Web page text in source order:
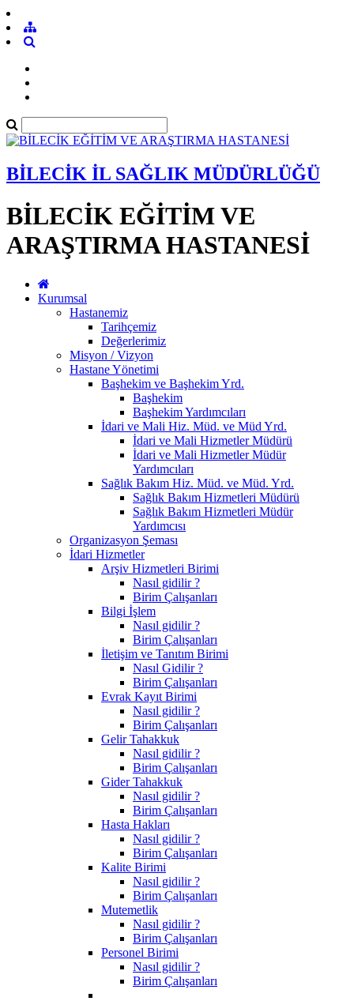
BİLECİK İL SAĞLIK MÜDÜRLÜĞÜ
BİLECİK EĞİTİM VE
ARAŞTIRMA HASTANESİ
Kurumsal
Hastanemiz
Tarihçemiz
Değerlerimiz
Misyon / Vizyon
Hastane Yönetimi
Başhekim ve Başhekim Yrd.
Başhekim
Başhekim Yardımcıları
İdari ve Mali Hiz. Müd. ve Müd Yrd.
İdari ve Mali Hizmetler Müdürü
İdari ve Mali Hizmetler Müdür
Yardımcıları
Sağlık Bakım Hiz. Müd. ve Müd. Yrd.
Sağlık Bakım Hizmetleri Müdürü
Sağlık Bakım Hizmetleri Müdür
Yardımcısı
Organizasyon Şeması
İdari Hizmetler
Arşiv Hizmetleri Birimi
Nasıl gidilir ?
Birim Çalışanları
Bilgi İşlem
Nasıl gidilir ?
Birim Çalışanları
İletişim ve Tanıtım Birimi
Nasıl Gidilir ?
Birim Çalışanları
Evrak Kayıt Birimi
Nasıl gidilir ?
Birim Çalışanları
Gelir Tahakkuk
Nasıl gidilir ?
Birim Çalışanları
Gider Tahakkuk
Nasıl gidilir ?
Birim Çalışanları
Hasta Hakları
Nasıl gidilir ?
Birim Çalışanları
Kalite Birimi
Nasıl gidilir ?
Birim Çalışanları
Mutemetlik
Nasıl gidilir ?
Birim Çalışanları
Personel Birimi
Nasıl gidilir ?
Birim Çalışanları